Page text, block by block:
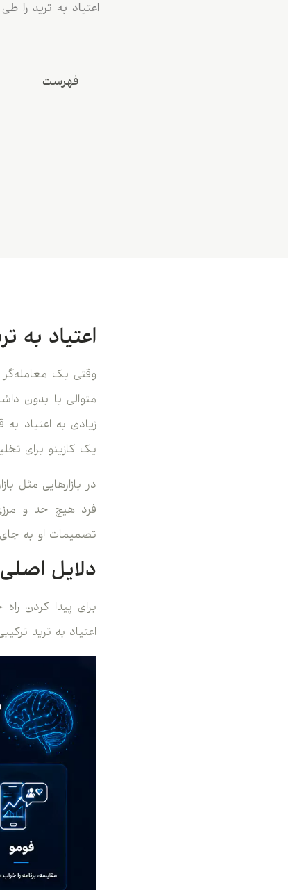
اعتیاد به ترید را
فهرست
اعتیاد به
وقتی یک
متوالی یا بدون
زیادی به اعتیاد به
یک کازینو برای
فرد هیچ حد و
تصمیمات او به
دلایل
برای پیدا کردن
اعتیاد به ترید